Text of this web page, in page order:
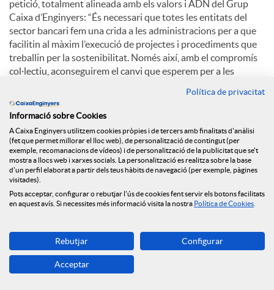
petició, totalment alineada amb els valors i ADN del Grup
Caixa d’Enginyers: “És necessari que totes les entitats del
sector bancari fem una crida a les administracions per a que
facilitin al màxim l’execució de projectes i procediments que
treballin per la sostenibilitat. Només així, amb el compromís
col·lectiu, aconseguirem el canvi que esperem per a les
tragèdia de l’horitzó”.
C
o
m
p
Notícies relacionades
NEWS & YOU núm.12
Caixa Enginyers segueix obrint oficines i arriba a
Política de privacitat
Informació sobre Cookies
A Caixa Enginyers utilitzem cookies pròpies i de tercers amb finalitats d'anàlisi
(fet que permet millorar el lloc web), de personalització de contingut (per
exemple, recomanacions de vídeos) i de personalització de la publicitat que se't
mostra a llocs web i xarxes socials. La personalització es realitza sobre la base
d'un perfil elaborat a partir dels teus hàbits de navegació (per exemple, pàgines
visitades).
Pots acceptar, configurar o rebutjar l'ús de cookies fent servir els botons facilitats
en aquest avís. Si necessites més informació visita la nostra Política de Cookies
Rebutjar Configurar
Acceptar